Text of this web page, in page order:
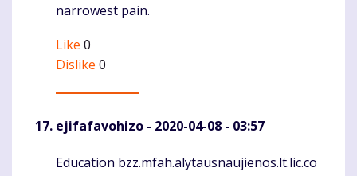
narrowest pain.
Like 0
Dislike 0
ejifafavohizo - 2020-04-08 - 03:57
Komentaras
Education bzz.mfah.alytausnaujienos.lt.lic.co